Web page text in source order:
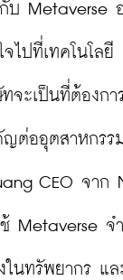
บ Metaverse
ไปที่เทคโนโลยี
จะเป็นที่ต้องกา
ต่ออุตสาหกรร
CEO จาก
Metaverse จ
ในทรัพยากร แ